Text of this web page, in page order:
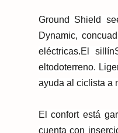
Ground Shield se
Dynamic, con
eléctricas.El sillín
el todoterreno.
ayuda al ciclista a
El confort está
cuenta con